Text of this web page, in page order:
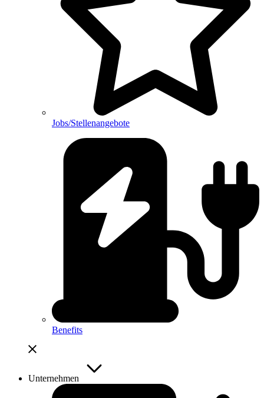
Jobs/Stellenangebote
Benefits
Unternehmen